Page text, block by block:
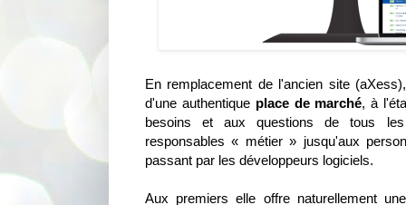
En remplacement de l'ancien site
d'une authentique place de marché, à
besoins et aux questions de tous
responsables « métier » jusqu'aux
passant par les développeurs logiciels.
Aux premiers elle offre naturellement